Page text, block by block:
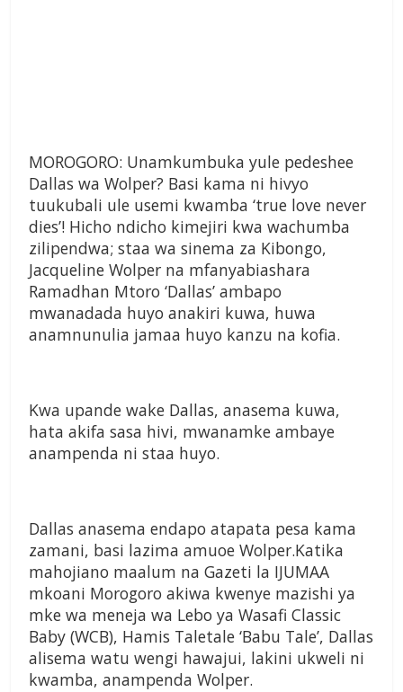
MOROGORO: Unamkumbuka yule pedeshee
Dallas wa Wolper? Basi kama ni hivyo
tuukubali ule usemi kwamba ‘true love never
dies’! Hicho ndicho kimejiri kwa wachumba
zilipendwa; staa wa sinema za Kibongo,
Jacqueline Wolper na mfanyabiashara
Ramadhan Mtoro ‘Dallas’ ambapo
mwanadada huyo anakiri kuwa, huwa
anamnunulia jamaa huyo kanzu na kofia.
Kwa upande wake Dallas, anasema kuwa,
hata akifa sasa hivi, mwanamke ambaye
anampenda ni staa huyo.
Dallas anasema endapo atapata pesa kama
zamani, basi lazima amuoe Wolper.Katika
mahojiano maalum na Gazeti la IJUMAA
mkoani Morogoro akiwa kwenye mazishi ya
mke wa meneja wa Lebo ya Wasafi Classic
Baby (WCB), Hamis Taletale ‘Babu Tale’, Dallas
alisema watu wengi hawajui, lakini ukweli ni
kwamba, anampenda Wolper.